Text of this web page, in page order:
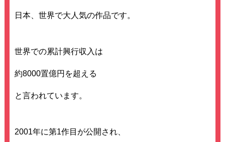
日本、世界で大人気の作品です。
世界での累計興行収入は
約8000置億円を超える
と言われています。
2001年に第1作目が公開され、